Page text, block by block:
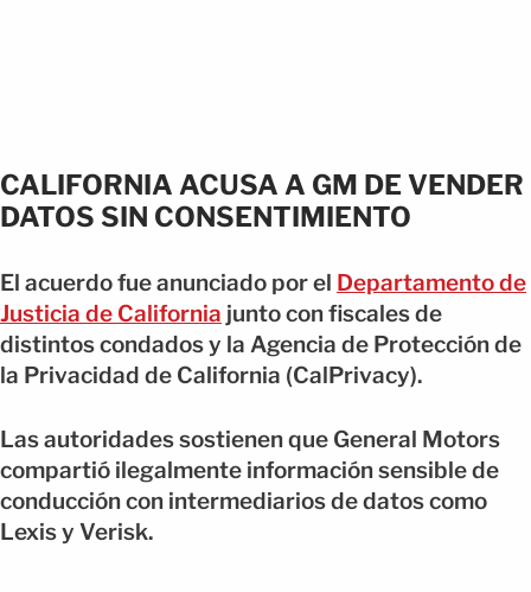
CALIFORNIA ACUSA A GM DE VENDER
DATOS SIN CONSENTIMIENTO
El acuerdo fue anunciado por el Departamento de
Justicia de California junto con fiscales de
distintos condados y la Agencia de Protección de
la Privacidad de California (CalPrivacy).
Las autoridades sostienen que General Motors
compartió ilegalmente información sensible de
conducción con intermediarios de datos como
Lexis y Verisk.